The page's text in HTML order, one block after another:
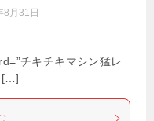
8月31日
チキチキマシン猛レ
[…]